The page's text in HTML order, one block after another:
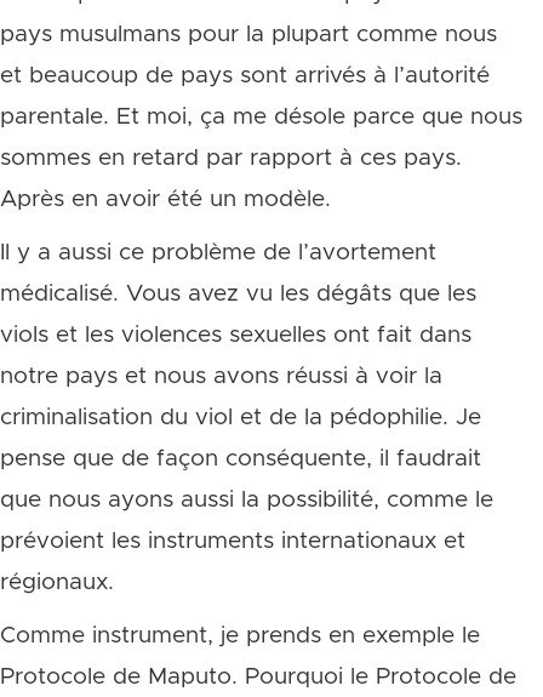
pays musulmans pour la plupart comme nous
et beaucoup de pays sont arrivés à l’autorité
parentale. Et moi, ça me désole parce que nous
sommes en retard par rapport à ces pays.
Après en avoir été un modèle.
Il y a aussi ce problème de l’avortement
médicalisé. Vous avez vu les dégâts que les
viols et les violences sexuelles ont fait dans
notre pays et nous avons réussi à voir la
criminalisation du viol et de la pédophilie. Je
pense que de façon conséquente, il faudrait
que nous ayons aussi la possibilité, comme le
prévoient les instruments internationaux et
régionaux.
Comme instrument, je prends en exemple le
Protocole de Maputo. Pourquoi le Protocole de